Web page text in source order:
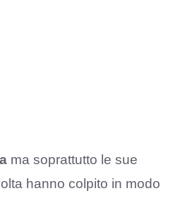
ma soprattutto le sue
hanno colpito in modo